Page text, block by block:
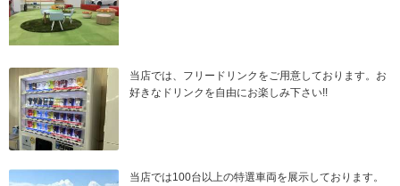
当店では、フリードリンクをご用意しております。お
好きなドリンクを自由にお楽しみ下さい!!
当店では100台以上の特選車両を展示しております。